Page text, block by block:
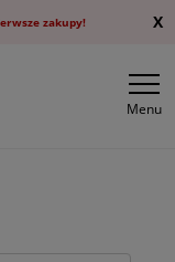
zakupy! X
Menu